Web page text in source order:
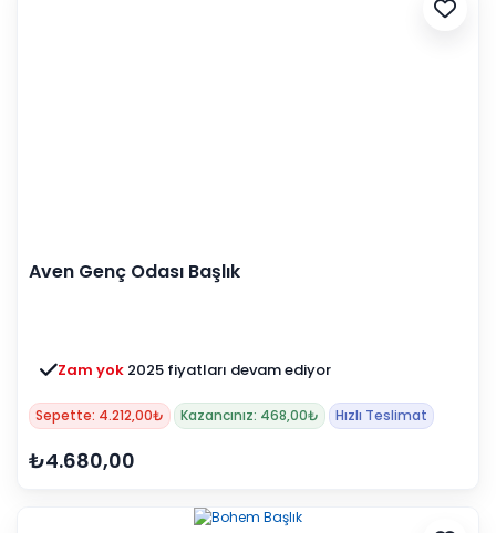
Aven Genç Odası Başlık
Zam yok 2025 fiyatları devam ediyor
Sepette: 4.212,00₺ Kazancınız: 468,00₺ Hızlı Teslimat
₺4.680,00